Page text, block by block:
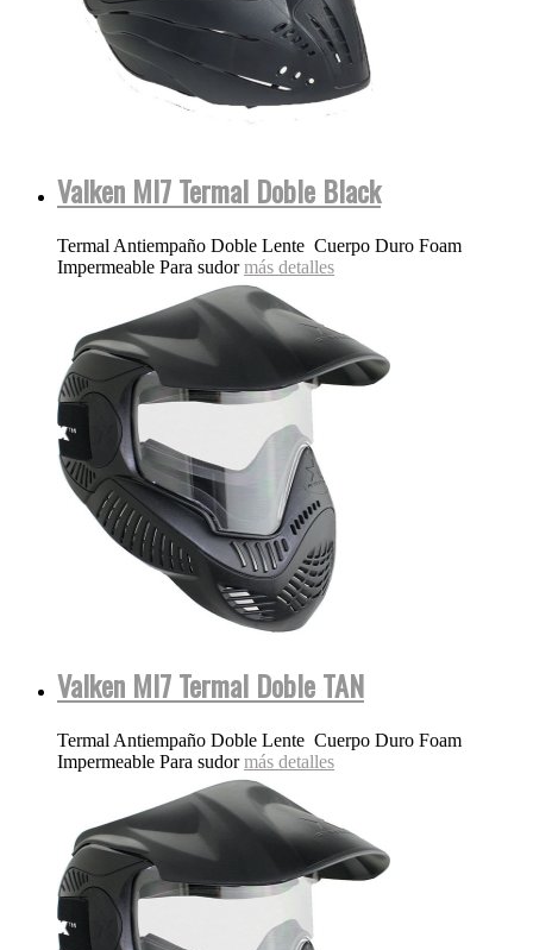
Valken MI7 Termal Doble Black
Termal Antiempaño Doble Lente Cuerpo Duro Foam
Impermeable Para sudormás detalles
Valken MI7 Termal Doble TAN
Termal Antiempaño Doble Lente Cuerpo Duro Foam
Impermeable Para sudormás detalles